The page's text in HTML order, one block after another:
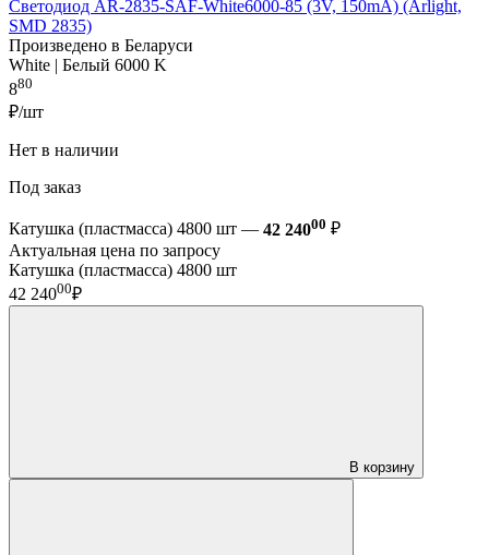
Светодиод AR-2835-SAF-White6000-85 (3V, 150mA) (Arlight,
SMD 2835)
Произведено в Беларуси
White | Белый 6000 K
880
₽/шт
Нет в наличии
Под заказ
Катушка (пластмасса) 4800 шт — 42 24000 ₽
Актуальная цена по запросу
Катушка (пластмасса) 4800 шт
42 24000₽
В корзину